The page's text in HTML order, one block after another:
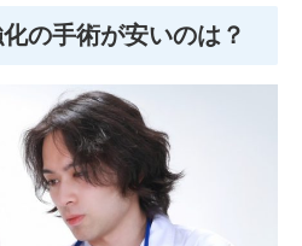
の手術が安いのは？